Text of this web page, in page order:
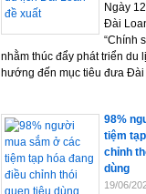
Ngày
Đài
“Chính
nhằm thúc đẩy phát triển du
hướng đến mục tiêu đưa Đài
98%
tiệm
chỉnh
dùng
19/06/